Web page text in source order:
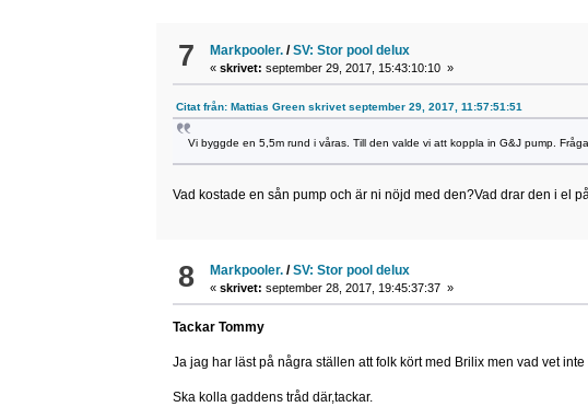
7 Markpooler. /SV: Stor pool delux
«skrivet: september 29, 2017, 15:43:10:10 »
Citat från: Mattias Green skrivet september 29, 2017, 11:57:51:51
Vi byggde en 5,5m rund i våras. Till den valde vi att koppla in G&J pump.
Vad kostade en sån pump och är ni nöjd med den?Vad drar den i el
8 Markpooler. /SV: Stor pool delux
«skrivet: september 28, 2017, 19:45:37:37 »
Tackar Tommy
Ja jag har läst på några ställen att folk kört med Brilix men vad vet
Ska kolla gaddens tråd där,tackar.